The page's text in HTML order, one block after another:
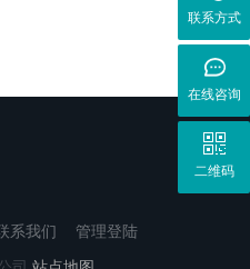
系我们
管理登陆
联系方式
在线咨询
二维码